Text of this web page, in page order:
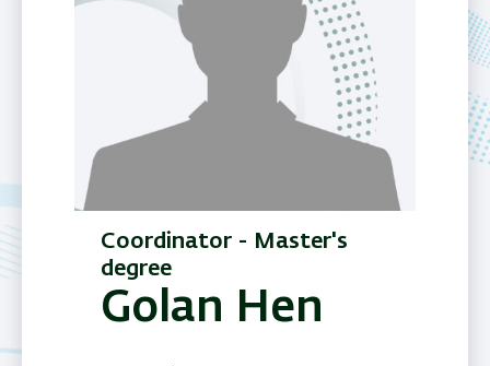
Coordinator - Master's
degree
Golan Hen